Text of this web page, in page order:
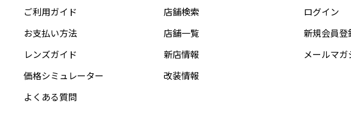
ご利用ガイド
お支払い方法
レンズガイド
価格シミュレーター
よくある質問
店舗検索
店舗一覧
新店情報
改装情報
ログイン
新規会員登
メールマ